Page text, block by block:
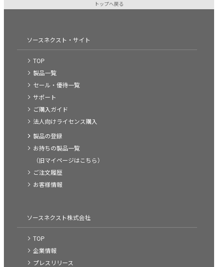
トップへ戻る
ソースネクスト・サイト
TOP
製品一覧
セール・優待一覧
サポート
ご購入ガイド
法人向けライセンス購入
製品の登録
お持ちの製品一覧
（旧マイページはこちら）
ご注文履歴
お客様情報
ソースネクスト株式会社
TOP
企業情報
プレスリリース